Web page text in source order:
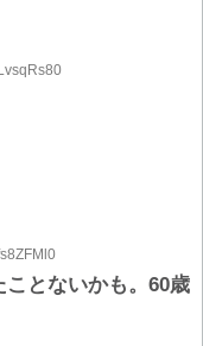
とないかも。60歳